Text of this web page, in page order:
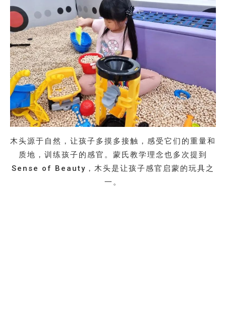
木头源于自然，让孩子多摸多接触，感受它们的重量和
质地，训练孩子的感官。蒙氏教学理念也多次提到
Sense of Beauty，木头是让孩子感官启蒙的玩具之
一。